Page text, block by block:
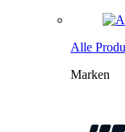
Alle
Marken